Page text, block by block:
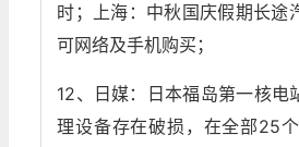
时；上海：中秋国庆假期长途
可网络及手机购买；
12、日媒：日本福岛第一核电
理设备存在破损，在全部25